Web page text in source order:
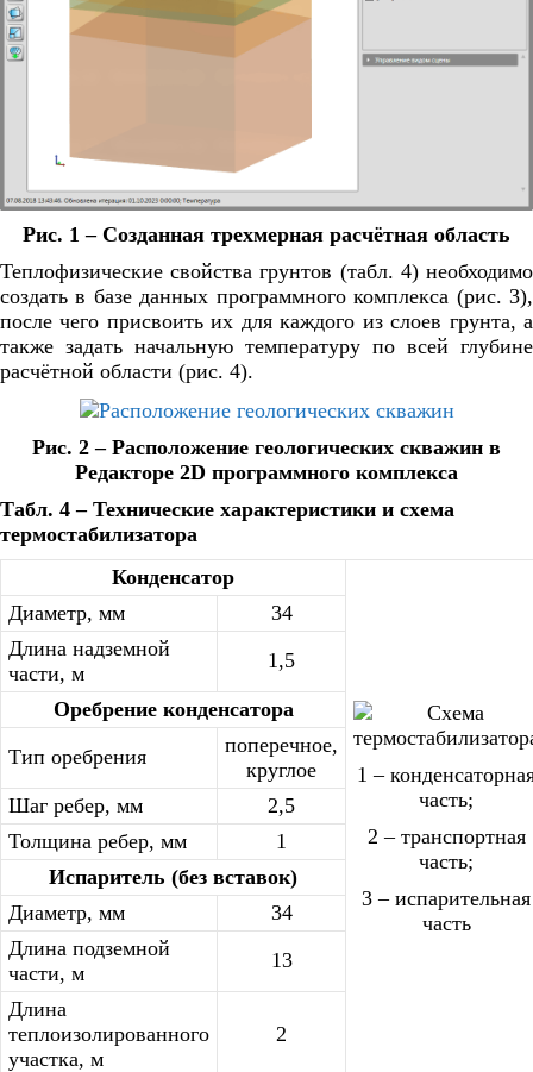
Рис. 1 – Созданная трехмерная расчётная область
Теплофизические свойства грунтов (табл. 4) необходимо
создать в базе данных программного комплекса (рис. 3),
после чего присвоить их для каждого из слоев грунта, а
также задать начальную температуру по всей глубине
расчётной области (рис. 4).
Рис. 2 – Расположение геологических скважин в
Редакторе 2D программного комплекса
Табл. 4 – Технические характеристики и схема
термостабилизатора
Конденсатор
1 –
часть;
2 – транспортная
часть;
3 – испарительная
часть
Диаметр, мм
34
Длина надземной
части, м
1,5
Оребрение конденсатора
Тип оребрения
поперечное,
круглое
Шаг ребер, мм
2,5
Толщина ребер, мм
1
Испаритель (без вставок)
Диаметр, мм
34
Длина подземной
части, м
13
Длина
теплоизолированного
участка, м
2